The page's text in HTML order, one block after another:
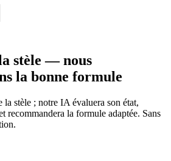
stèle — nous
la bonne formule
la stèle ; notre IA évaluera son état,
recommandera la formule adaptée. Sans